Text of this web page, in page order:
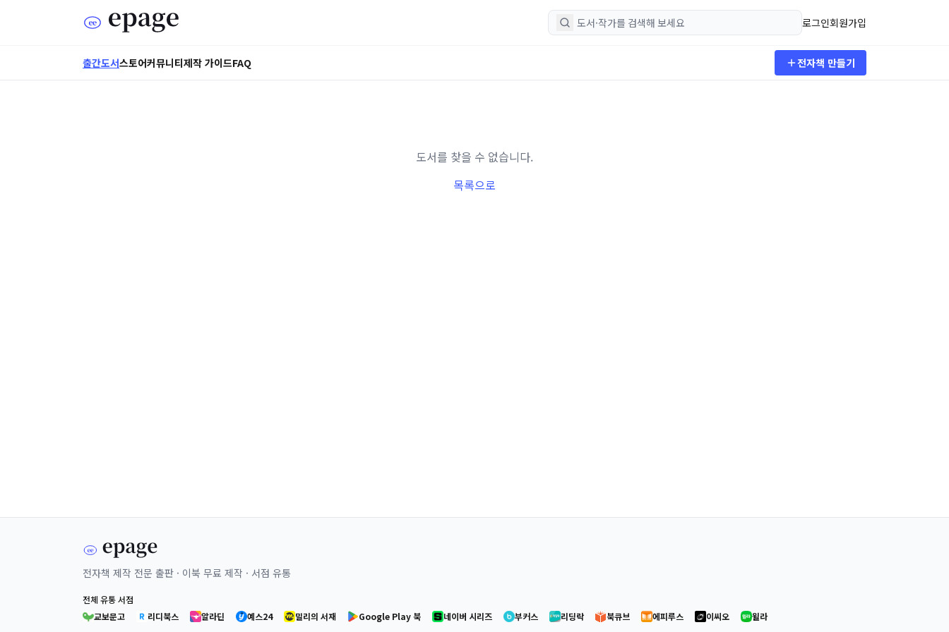
로그인회원가입
출간도서스토어커뮤니티제작 가이드FAQ 전자책 만들기
도서를 찾을 수 없습니다.
목록으로
전자책 제작 전문 출판 · 이북 무료 제작 · 서점 유통
전체 유통 서점
교보문고
리디북스 알라딘 예스24 밀리의 서재 Google Play 북 네이버 시리즈 부커스 리딩락 북큐브 에피루스 이씨오 윌라